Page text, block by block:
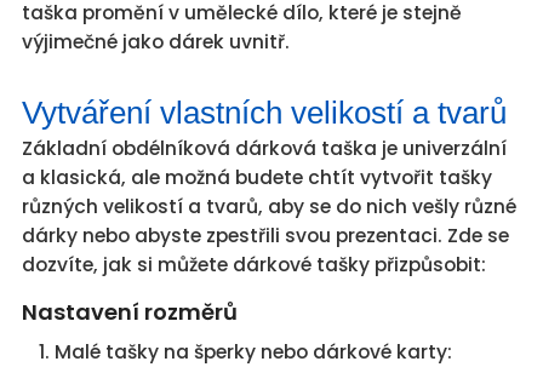
taška promění v umělecké dílo, které je stejně
výjimečné jako dárek uvnitř.
Vytváření vlastních velikostí a tvarů
Základní obdélníková dárková taška je univerzální
a klasická, ale možná budete chtít vytvořit tašky
různých velikostí a tvarů, aby se do nich vešly různé
dárky nebo abyste zpestřili svou prezentaci. Zde se
dozvíte, jak si můžete dárkové tašky přizpůsobit:
Nastavení rozměrů
Malé tašky na šperky nebo dárkové karty: